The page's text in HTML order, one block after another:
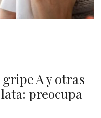
gripe A y otras
preocupa